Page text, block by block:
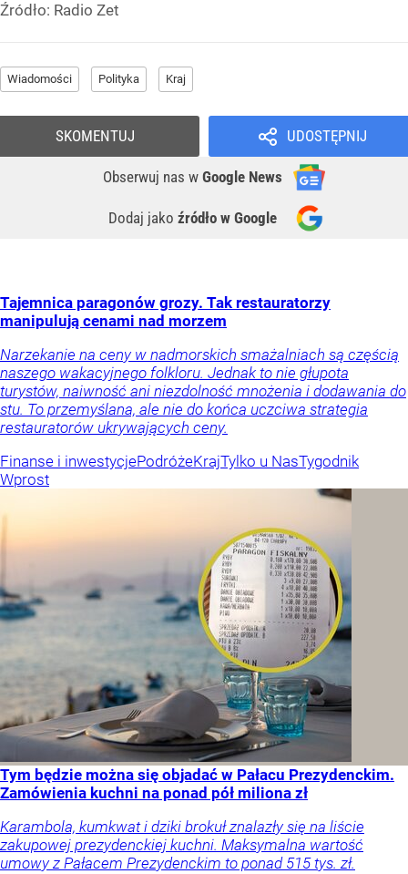
Źródło: Radio Zet
Wiadomości Polityka Kraj
UDOSTĘPNIJ
Obserwuj nas w Google News
Dodaj jako źródło w Google
SKOMENTUJ
Tajemnica paragonów grozy. Tak restauratorzy
manipulują cenami nad morzem
Narzekanie na ceny w nadmorskich smażalniach są częścią
naszego wakacyjnego folkloru. Jednak to nie głupota
turystów, naiwność ani niezdolność mnożenia i dodawania do
stu. To przemyślana, ale nie do końca uczciwa strategia
restauratorów ukrywających ceny.
Finanse i inwestycjePodróżeKrajTylko u NasTygodnik
Wprost
Tym będzie można się objadać w Pałacu Prezydenckim.
Zamówienia kuchni na ponad pół miliona zł
Karambola, kumkwat i dziki brokuł znalazły się na liście
zakupowej prezydenckiej kuchni. Maksymalna wartość
umowy z Pałacem Prezydenckim to ponad 515 tys. zł.